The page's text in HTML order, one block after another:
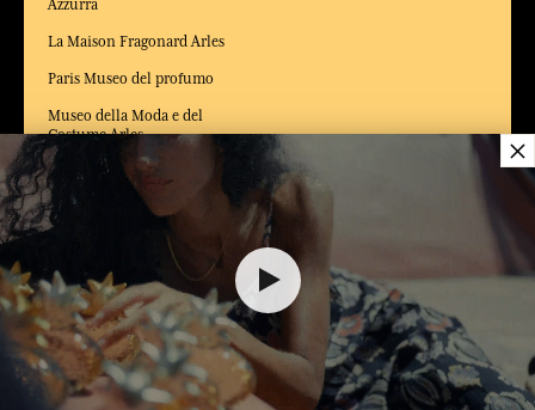
20,00 €
AGGIUNGERE AL CARRELLO
Azzurra
La Maison Fragonard Arles
Paris Museo del profumo
Museo della Moda e del
Costume Arles
CONSEGNA: FR LINGUA:
×